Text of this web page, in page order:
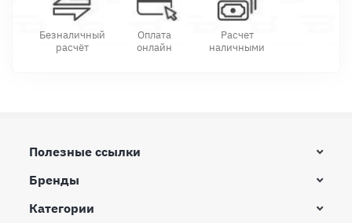
Безналичный
расчёт
Оплата
онлайн
Расчет
наличными
Полезные ссылки
Бренды
Категории